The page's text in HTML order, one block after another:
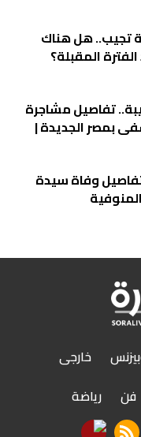
تجيب.. هل هناك
المقبلة؟
تفاصيل مشاجرة
بمصر الجديدة |
7 أيام.. تفاصيل وفاة سيدة
خارجى
فن
رياضة
rss feed
nabd app